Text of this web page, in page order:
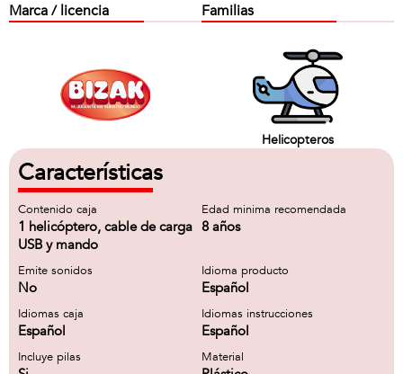
Marca / licencia Familias
Helicopteros
Características
Contenido caja
1 helicóptero, cable de carga
USB y mando
Edad minima recomendada
8 años
Emite sonidos
No
Idioma producto
Español
Idiomas caja
Español
Idiomas instrucciones
Español
Incluye pilas Material